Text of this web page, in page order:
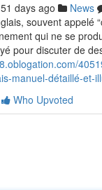
51 days ago News
souvent appelé
qui ne se
pour discuter de
manuel-détaillé-et-
Who Upvoted